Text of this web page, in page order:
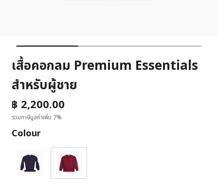
เสื้อคอกลม Premium Essentials
สำหรับผู้ชาย
฿ 2,200.00
รวมภาษีมูลค่าเพิ่ม 7%
Colour